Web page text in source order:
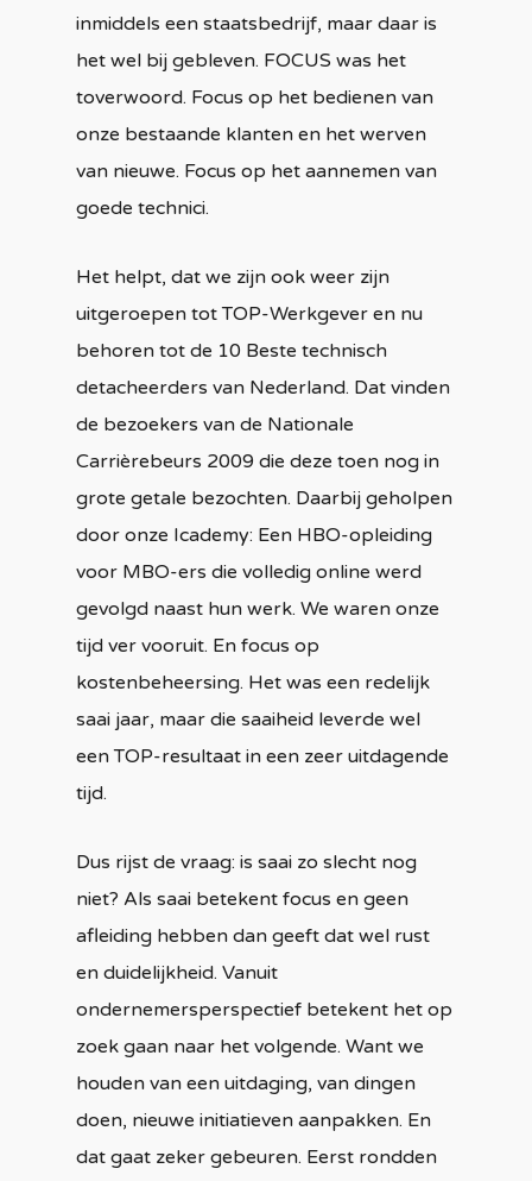
inmiddels een staatsbedrijf, maar daar is
het wel bij gebleven. FOCUS was het
toverwoord. Focus op het bedienen van
onze bestaande klanten en het werven
van nieuwe. Focus op het aannemen van
goede technici.
Het helpt, dat we zijn ook weer zijn
uitgeroepen tot TOP-Werkgever en nu
behoren tot de 10 Beste technisch
detacheerders van Nederland. Dat vinden
de bezoekers van de Nationale
Carrièrebeurs 2009 die deze toen nog in
grote getale bezochten. Daarbij geholpen
door onze Icademy: Een HBO-opleiding
voor MBO-ers die volledig online werd
gevolgd naast hun werk. We waren onze
tijd ver vooruit. En focus op
kostenbeheersing. Het was een redelijk
saai jaar, maar die saaiheid leverde wel
een TOP-resultaat in een zeer uitdagende
tijd.
Dus rijst de vraag: is saai zo slecht nog
niet? Als saai betekent focus en geen
afleiding hebben dan geeft dat wel rust
en duidelijkheid. Vanuit
ondernemersperspectief betekent het op
zoek gaan naar het volgende. Want we
houden van een uitdaging, van dingen
doen, nieuwe initiatieven aanpakken. En
dat gaat zeker gebeuren. Eerst rondden